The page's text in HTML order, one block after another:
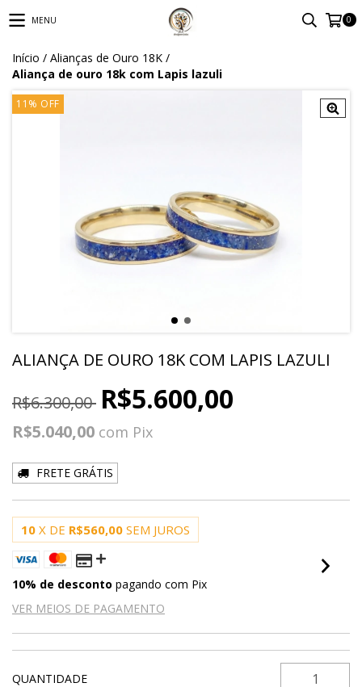
MENU 0
Início / Alianças de Ouro 18K /
Aliança de ouro 18k com Lapis lazuli
11 % OFF
ALIANÇA DE OURO 18K COM LAPIS LAZULI
R$6.300,00 R$5.600,00
R$5.040,00 com Pix
FRETE GRÁTIS
10 X DE R$560,00 SEM JUROS
10% de desconto pagando com Pix
VER MEIOS DE PAGAMENTO
QUANTIDADE